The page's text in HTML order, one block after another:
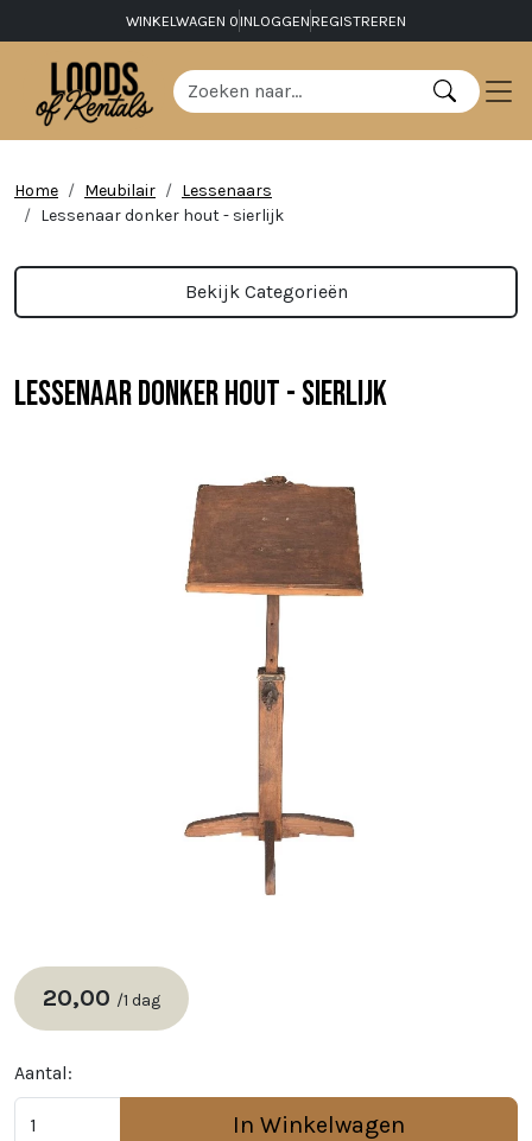
WINKELWAGEN 0 INLOGGEN REGISTREREN
Home Meubilair
Lessenaars
Lessenaar donker hout - sierlijk
Bekijk Categorieën
Lessenaar donker hout - sierlijk
20,00 /1 dag
Aantal:
In Winkelwagen